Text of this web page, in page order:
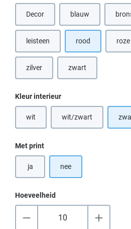
Decor blauw(Deze optie is
leisteen rood roze
zilver zwart
Selecteer
Kleur interieur
wit(Deze optie is momenteel niet
wit/zwart(Deze optie is
Selecteer
Met print
ja nee
Hoeveelheid